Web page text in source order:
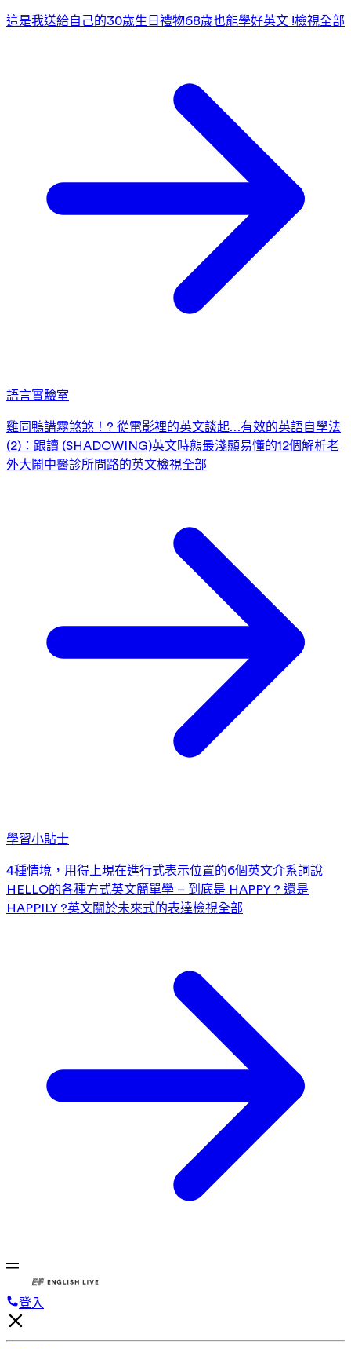
這是我送給自己的30歲生日禮物68歲也能學好英文 !檢視全部
語言實驗室
雞同鴨講霧煞煞！? 從電影裡的英文談起…有效的英語自學法
(2)：跟讀 (SHADOWING)英文時態最淺顯易懂的12個解析老
外大鬧中醫診所問路的英文檢視全部
學習小貼士
4種情境，用得上現在進行式表示位置的6個英文介系詞說
HELLO的各種方式英文簡單學 – 到底是 HAPPY ? 還是
HAPPILY ?英文關於未來式的表達檢視全部
登入